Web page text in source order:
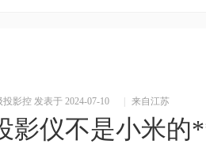
投影控 发表于 2024-07-10 来自江苏
影仪不是小米的